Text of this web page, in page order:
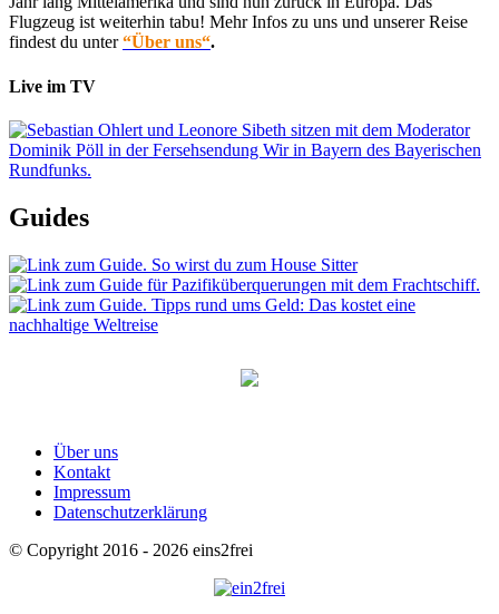
Flugzeug ist weiterhin tabu! Mehr Infos zu uns und unserer Reise
findest du unter“Über uns“.
Live im TV
Guides
Über uns
Kontakt
Impressum
Datenschutzerklärung
© Copyright 2016 - 2026 eins2frei